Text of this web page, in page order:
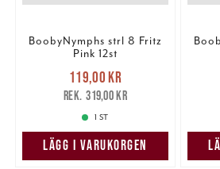
BoobyNymphs strl 8 Fritz
Pink 12st
Nuvarande pris
119,00 krTidigare pris
319,00 kr
119,00 kr
319,00 kr
1 ST
LÄGG I VARUKORGEN